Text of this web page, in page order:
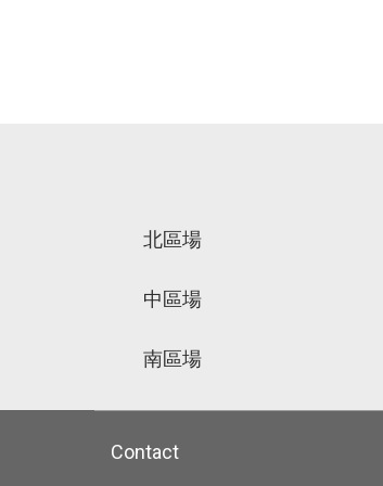
北區場
中區場
南區場
Contact